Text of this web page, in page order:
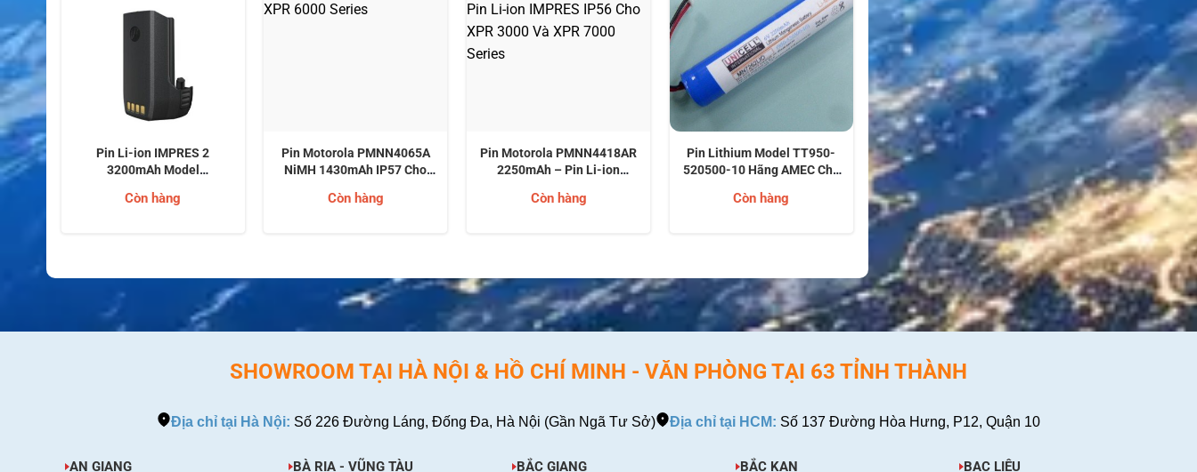
Pin Li-ion IMPRES 2
3200mAh Model
Solutions cho bộ đàm hai
Còn hàng
Pin Motorola PMNN4065A
NiMH 1430mAh IP57 Cho
Còn hàng
Pin Motorola PMNN4418AR
2250mAh – Pin Li-ion
Và XPR 7000 Series
Còn hàng
Pin Lithium Model TT950-
520500-10 Hãng AMEC Cho
Beacon
Còn hàng
2
SHOWROOM TẠI HÀ NỘI & HỒ CHÍ MINH - VĂN PHÒNG TẠI 63 TỈNH THÀNH
Địa chỉ tại Hà Nội: Số 226 Đường Láng, Đống Đa, Hà Nội (Gần Ngã Tư Sở) Địa chỉ tại HCM: Số 137 Đường Hòa Hưng, P12, Quận 10
AN GIANG BÀ RỊA - VŨNG TÀU BẮC GIANG BẮC KẠN BẠC LIÊU